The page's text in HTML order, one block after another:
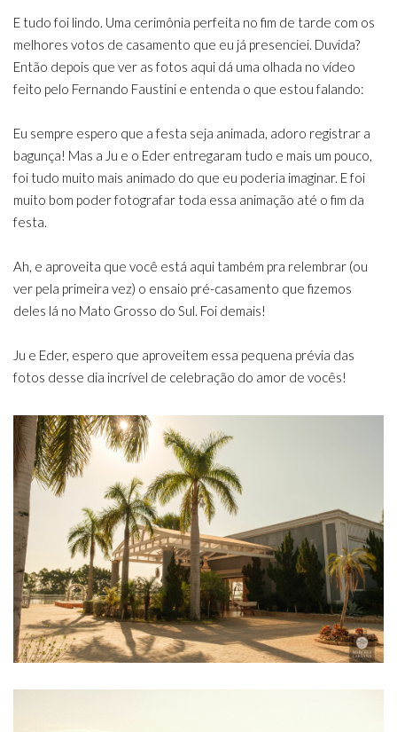
E tudo foi lindo. Uma cerimônia perfeita no fim de tarde com os
melhores votos de casamento que eu já presenciei. Duvida?
Então depois que ver as fotos aqui dá uma olhada no vídeo
feito pelo Fernando Faustini e entenda o que estou falando:
Eu sempre espero que a festa seja animada, adoro registrar a
bagunça! Mas a Ju e o Eder entregaram tudo e mais um pouco,
foi tudo muito mais animado do que eu poderia imaginar. E foi
muito bom poder fotografar toda essa animação até o fim da
festa.
Ah, e aproveita que você está aqui também pra relembrar (ou
ver pela primeira vez) o ensaio pré-casamento que fizemos
deles lá no Mato Grosso do Sul. Foi demais!
Ju e Eder, espero que aproveitem essa pequena prévia das
fotos desse dia incrível de celebração do amor de vocês!